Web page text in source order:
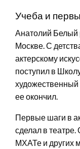
Учеба и
Анатолий Белый
Москве. С
актерскому
поступил в
художественный
ее окончил.
Первые шаги в
сделал в
МХАТе и других